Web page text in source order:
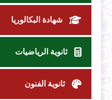
شهادة البكالوريا
ثانوية الرياضيات
ثانوية الفنون